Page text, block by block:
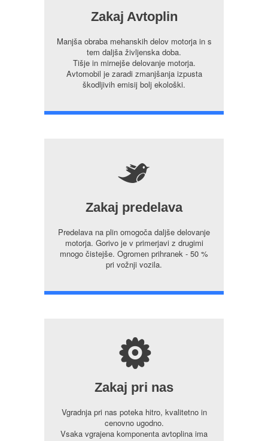
Zakaj Avtoplin
Manjša obraba mehanskih delov motorja in s
tem daljša življenska doba.
Tišje in mirnejše delovanje motorja.
Avtomobil je zaradi zmanjšanja izpusta
škodljivih emisij bolj ekološki.
5
Zakaj predelava
Predelava na plin omogoča daljše delovanje
motorja. Gorivo je v primerjavi z drugimi
mnogo čistejše. Ogromen prihranek - 50 %
pri vožnji vozila.
s
Zakaj pri nas
Vgradnja pri nas poteka hitro, kvalitetno in
cenovno ugodno.
Vsaka vgrajena komponenta avtoplina ima